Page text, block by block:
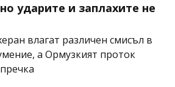
ударите и заплахите не
влагат различен смисъл в
а Ормузкият проток